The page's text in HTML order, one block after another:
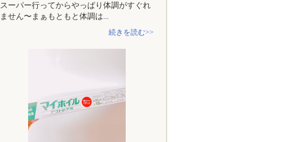
スーパー行ってからやっぱり体調がすぐれ
ません〜まぁもともと体調は...
続きを読む>>